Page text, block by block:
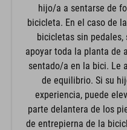
hijo/a a sentarse de
bicicleta. En el caso de
bicicletas sin
apoyar toda la planta de
sentado/a en la bici. Le
de equilibrio. Si su
experiencia, puede
parte delantera de los
de entrepierna de la